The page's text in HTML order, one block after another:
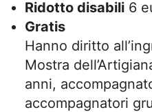
Ridotto disabili 6
Gratis
Hanno diritto
Mostra
anni,
accompagnatori